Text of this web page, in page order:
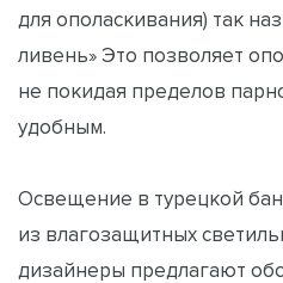
для ополаскивания) так
ливень» Это позволяет
не покидая пределов
удобным.
Освещение в турецкой
из влагозащитных
дизайнеры предлагают